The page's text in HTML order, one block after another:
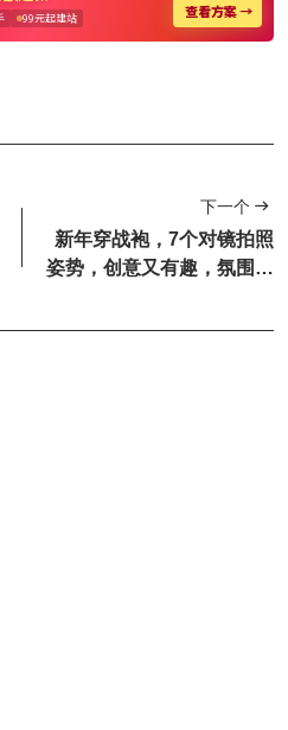
下一个
新年穿战袍，7个对镜拍照
姿势，创意又有趣，氛围感